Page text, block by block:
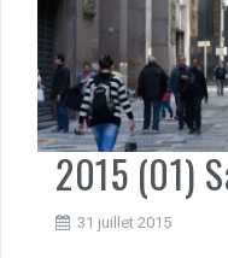
2015 (01)
31 juillet 2015